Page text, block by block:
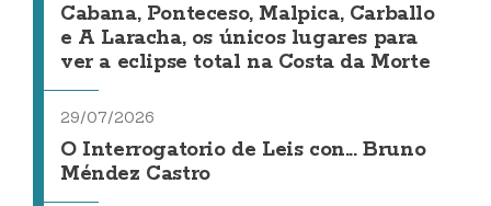
Cabana, Ponteceso, Malpica, Carballo
e A Laracha, os únicos lugares para
ver a eclipse total na Costa da Morte
29/07/2026
O Interrogatorio de Leis con... Bruno
Méndez Castro